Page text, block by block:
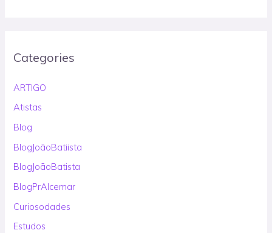
Categories
ARTIGO
Atistas
Blog
BlogJoãoBatiista
BlogJoãoBatista
BlogPrAlcemar
Curiosodades
Estudos